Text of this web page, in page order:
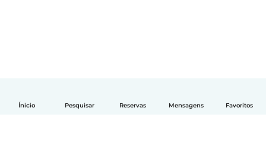
Ínicio Pesquisar Reservas Mensagens Favoritos